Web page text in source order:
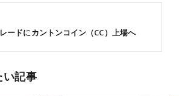
ードにカントンコイン（CC）上場へ
い記事